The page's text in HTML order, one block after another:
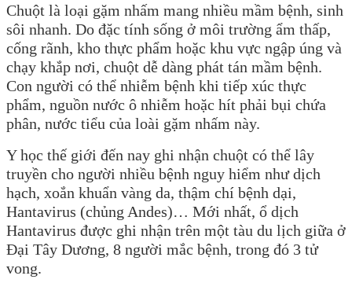
Chuột là loại gặm nhấm mang nhiều mầm bệnh, sinh
sôi nhanh. Do đặc tính sống ở môi trường ẩm thấp,
cống rãnh, kho thực phẩm hoặc khu vực ngập úng và
chạy khắp nơi, chuột dễ dàng phát tán mầm bệnh.
Con người có thể nhiễm bệnh khi tiếp xúc thực
phẩm, nguồn nước ô nhiễm hoặc hít phải bụi chứa
phân, nước tiểu của loài gặm nhấm này.
Y học thế giới đến nay ghi nhận chuột có thể lây
truyền cho người nhiều bệnh nguy hiểm như dịch
hạch, xoắn khuẩn vàng da, thậm chí bệnh dại,
Hantavirus (chủng Andes)… Mới nhất, ổ dịch
Hantavirus được ghi nhận trên một tàu du lịch giữa ở
Đại Tây Dương, 8 người mắc bệnh, trong đó 3 tử
vong.